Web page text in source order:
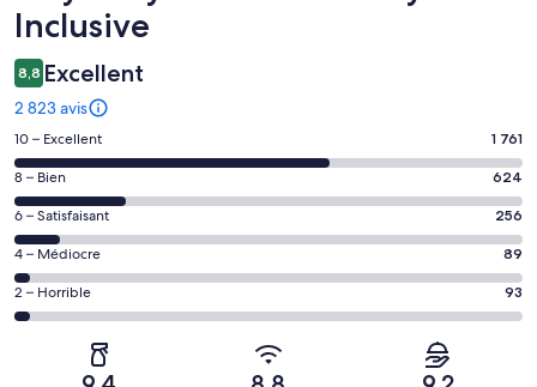
Inclusive
8,8 Excellent
2 823 avis
Note
des
voyageurs
de 10
(Excellent),
d’après 1761 avis
sur 2823.
10 – Excellent 1 761
Note
des
voyageurs
de 8
(Bien),
d’après 624 avis
8 – Bien 624
Note
des
voyageurs
de 6
(Satisfaisant),
d’après 256 avis
sur 2823.
6 – Satisfaisant 256
Note
des
voyageurs
(Médiocre),
d’après 89 avis
4 – Médiocre 89
Note
des
voyageurs
2 – Horrible 93